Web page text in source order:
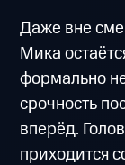
Даже вне
Мика
формально
срочность
вперёд.
приходится